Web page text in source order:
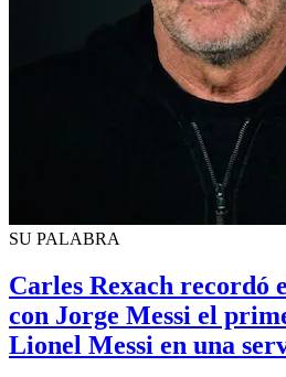
SU PALABRA
Carles Rexach recordó
con Jorge Messi el
Lionel Messi en una